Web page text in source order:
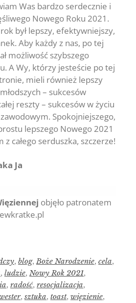
Was bardzo serdecznie i
Nowego Roku 2021.
był lepszy, efektywniejszy,
Aby każdy z nas, po tej
możliwość szybszego
A Wy, którzy jesteście po tej
mieli również lepszy
– sukcesów
reszty – sukcesów w życiu
Spokojniejszego,
lepszego Nowego 2021
z całego serduszka, szczerze!
Ja
objęło patronatem
, blog,Boże Narodzenie, cela,
, ludzie, Nowy Rok 2021,
, radość, resocjalizacja,
, sztuka, toast, więzienie,